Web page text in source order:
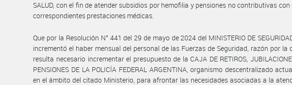
SALUD, con el fin de atender subsidios por hemofilia y pensiones no contributivas con
correspondientes prestaciones médicas.
Que por la Resolución N° 441 del 29 de mayo de 2024 del MINISTERIO DE
incrementó el haber mensual del personal de las Fuerzas de Seguridad, razón por la
resulta necesario incrementar el presupuesto de la CAJA DE RETIROS,
PENSIONES DE LA POLICÍA FEDERAL ARGENTINA, organismo descentralizado
en el ámbito del citado Ministerio, para afrontar las necesidades asociadas a la